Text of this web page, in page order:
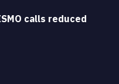
calls reduced